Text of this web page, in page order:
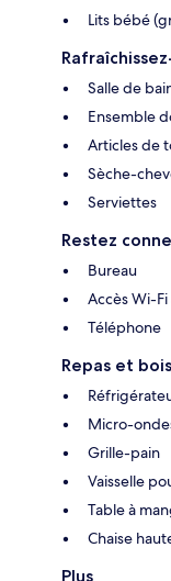
Lits bébé
Salle de
Ensemble
Articles de
Sèche-
Serviettes
Restez
Bureau
Accès Wi-
Téléphone
Repas et
Micro-
Grille-pain
Vaisselle
Table à
Chaise
Plus